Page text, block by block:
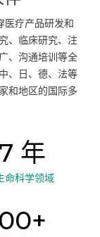
医疗产品研发和
、临床研究、注
、沟通培训等全
、日、德、法等
和地区的国际多
命科学领域
年